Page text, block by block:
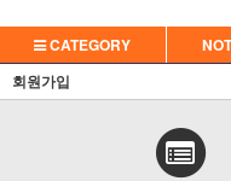
CATEGORY
회원가입